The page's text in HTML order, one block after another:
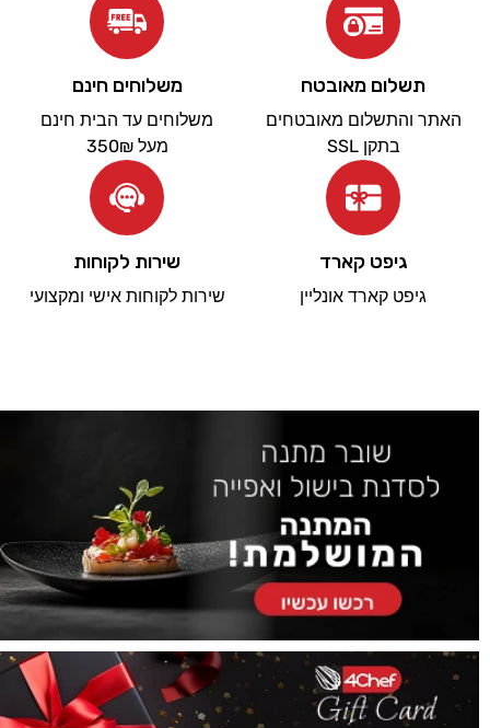
תשלום מאובטח
האתר והתשלום מאובטחים
בתקן SSL
משלוחים חינם
משלוחים עד הבית חינם
מעל 350₪
גיפט קארד
גיפט קארד אונליין
שירות לקוחות
שירות לקוחות אישי ומקצועי